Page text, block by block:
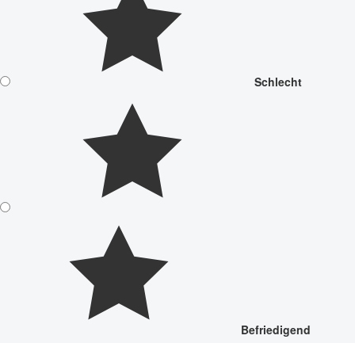
Schlecht
Befriedigend